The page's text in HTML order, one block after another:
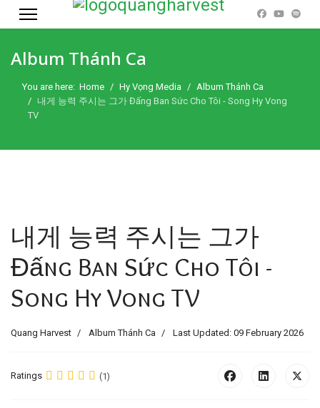
Album Thánh Ca
You are here: Home Hy Vọng Media
Album Thánh Ca
내게 능력 주시는 그가 Đấng Ban Sức Cho Tôi - Song Hy Vong
TV
내게 능력 주시는 그가
Đấng Ban Sức Cho Tôi -
Song Hy Vong TV
Quang Harvest Album Thánh Ca Last Updated: 09 February 2026
Ratings (1)